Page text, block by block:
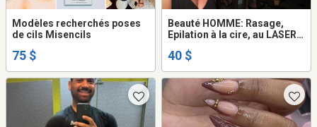
Modèles recherchés poses
de cils Misencils
75 $
Beauté HOMME: Rasage,
Epilation à la cire, au LASER,
40 $